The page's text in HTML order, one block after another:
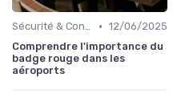
Sécurité & Conformité • 12/06/2025
Comprendre l'importance du
badge rouge dans les
aéroports